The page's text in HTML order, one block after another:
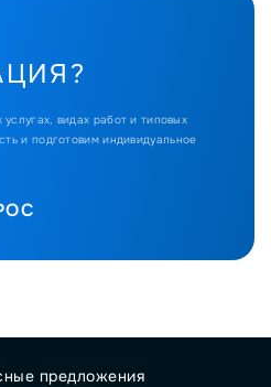
видах работ и типовых
и подготовим индивидуальное
предложения